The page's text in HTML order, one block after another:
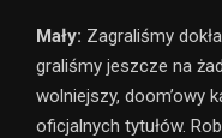
Mały: Zagraliśmy
graliśmy jeszcze na
wolniejszy, doom’owy
oficjalnych tytułów.